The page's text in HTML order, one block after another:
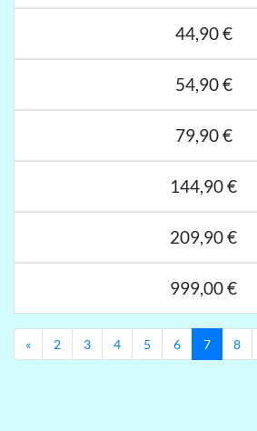
44,90 €
54,90 €
79,90 €
144,90 €
209,90 €
999,00 €
«Previous
2 3 4 5 6 7 8